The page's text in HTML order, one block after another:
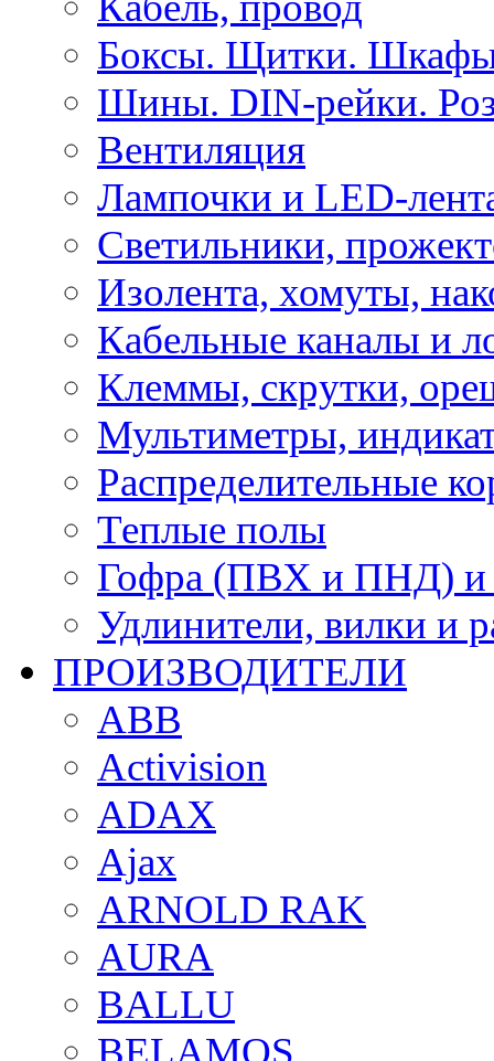
Боксы. Щитки.
Шины. DIN-рейки.
Вентиляция
Лампочки и LED-
Светильники,
Изолента, хомуты,
Кабельные каналы и
Клеммы, скрутки,
Мультиметры,
Распределительные
Теплые полы
Гофра (ПВХ и ПНД) и
Удлинители, вилки и
ПРОИЗВОДИТЕЛИ
ABB
Activision
ADAX
Ajax
ARNOLD RAK
AURA
BALLU
BELAMOS